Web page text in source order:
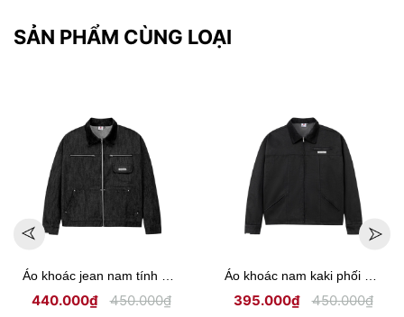
SẢN PHẨM CÙNG LOẠI
Áo khoác jean nam tính phối cổ ticke Hiddle H-AK7 Áo khoác nam kaki phối cổ ticke Hiddle H-AK6
395.000₫ 450.000₫